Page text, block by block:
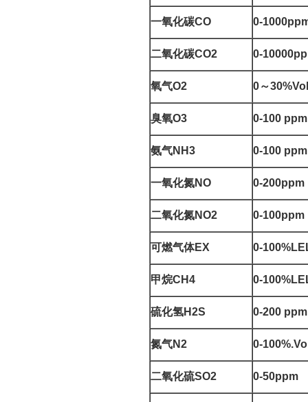
一氧化碳CO 0-
二氧化碳CO2 0-
氧气O2 0～30%Vol
臭氧O3 0-100 ppm
氨气NH3 0-100 ppm
一氧化氮NO 0-200ppm
二氧化氮NO2 0-100ppm
可燃气体EX 0-
甲烷CH4 0-
硫化氢H2S 0-200 ppm
氮气N2 0-
二氧化硫SO2 0-50ppm